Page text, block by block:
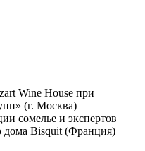
Wine House при
(г. Москва)
сомелье и экспертов
дома Bisquit (Франция)